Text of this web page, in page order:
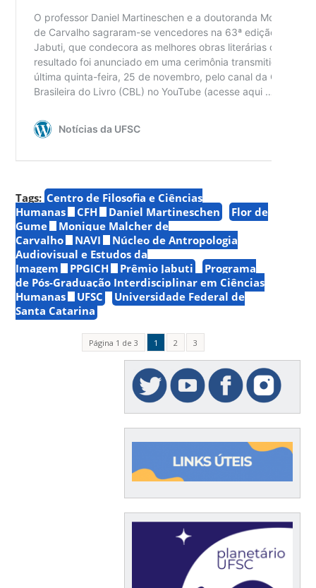
Tags: Centro de Filosofia e Ciências
Humanas
CFH Daniel Martineschen
Flor de
Gume
Monique Malcher de
Carvalho
NAVI
Núcleo de Antropologia
Audiovisual e Estudos da
Imagem
PPGICH Prêmio Jabuti
Programa
de Pós-Graduação Interdisciplinar em Ciências
Humanas
UFSC
Universidade Federal de
Santa Catarina
Página 1 de 3 1 2 3